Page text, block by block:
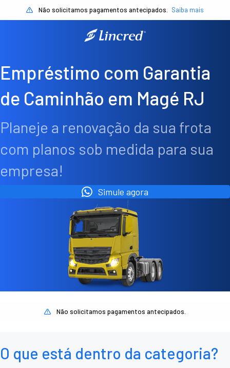
Não solicitamos pagamentos antecipados. Saiba mais
Empréstimo com Garantia
de Caminhão em Magé RJ
Planeje a renovação da sua frota
com planos sob medida para sua
empresa!
Simule agora
Não solicitamos pagamentos antecipados.
O que está dentro da categoria?